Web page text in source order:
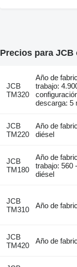
Precios para
JCB
TM320
Año de
trabajo:
descarga: 5
JCB
TM220
Año de
diésel
JCB
TM180
Año de
trabajo: 560
diésel
JCB
TM310
Año de
JCB
TM420
Año de